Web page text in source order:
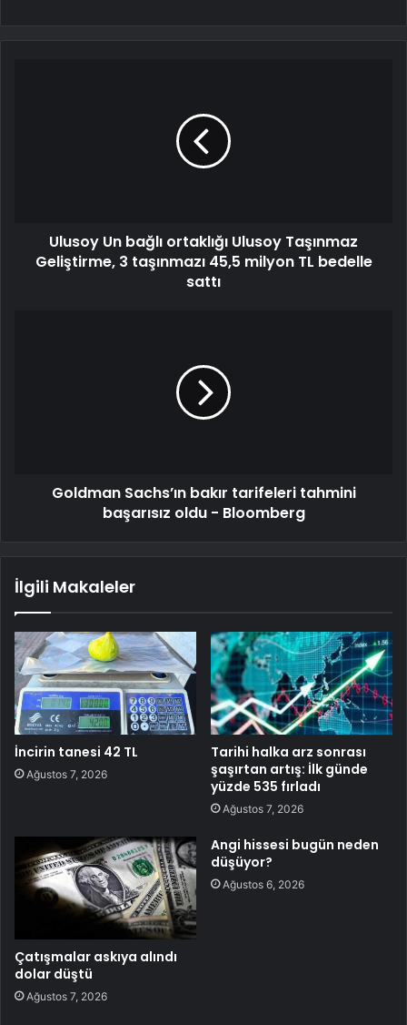
Ulusoy Un bağlı ortaklığı Ulusoy Taşınmaz
Geliştirme, 3 taşınmazı 45,5 milyon TL bedelle
sattı
Goldman Sachs’ın bakır tarifeleri tahmini
başarısız oldu - Bloomberg
İlgili Makaleler
İncirin tanesi 42 TL
Ağustos 7, 2026
Tarihi halka arz sonrası
şaşırtan artış: İlk günde
yüzde 535 fırladı
Ağustos 7, 2026
Çatışmalar askıya alındı
dolar düştü
Ağustos 7, 2026
Angi hissesi bugün neden
düşüyor?
Ağustos 6, 2026